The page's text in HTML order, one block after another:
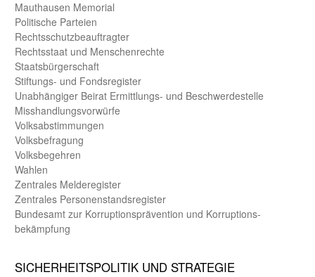
Mauthausen Memorial
Politische Parteien
Rechts­schutz­beauftragter
Rechts­staat und Menschen­rechte
Staats­bürger­schaft
Stiftungs- und Fonds­register
Unab­hängiger Beirat Ermittlungs- und Beschwerde­stelle
Misshandlungs­vorwürfe
Volks­abstimmungen
Volks­befragung
Volks­begehren
Wahlen
Zentrales Melde­register
Zentrales Personen­stands­register
Bundes­amt zur Korrup­tions­prävention und Korrup­tions­
bekämpfung
SICHER­HEITS­POLITIK UND STRATEGIE